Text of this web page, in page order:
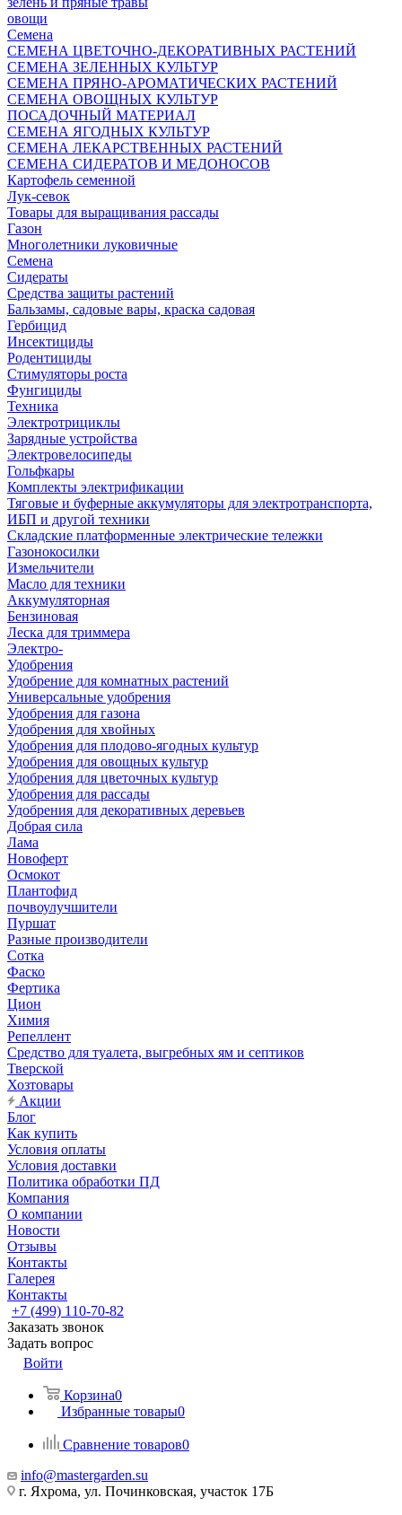
овощи
Семена
СЕМЕНА ЦВЕТОЧНО-ДЕКОРАТИВНЫХ РАСТЕНИЙ
СЕМЕНА ЗЕЛЕННЫХ КУЛЬТУР
СЕМЕНА ПРЯНО-АРОМАТИЧЕСКИХ РАСТЕНИЙ
СЕМЕНА ОВОЩНЫХ КУЛЬТУР
ПОСАДОЧНЫЙ МАТЕРИАЛ
СЕМЕНА ЯГОДНЫХ КУЛЬТУР
СЕМЕНА ЛЕКАРСТВЕННЫХ РАСТЕНИЙ
СЕМЕНА СИДЕРАТОВ И МЕДОНОСОВ
Картофель семенной
Лук-севок
Товары для выращивания рассады
Газон
Многолетники луковичные
Семена
Сидераты
Средства защиты растений
Бальзамы, садовые вары, краска садовая
Гербицид
Инсектициды
Родентициды
Стимуляторы роста
Фунгициды
Техника
Электротрициклы
Зарядные устройства
Электровелосипеды
Гольфкары
Комплекты электрификации
Тяговые и буферные аккумуляторы для электротранспорта,
ИБП и другой техники
Складские платформенные электрические тележки
Газонокосилки
Измельчители
Масло для техники
Аккумуляторная
Бензиновая
Леска для триммера
Электро-
Удобрения
Удобрение для комнатных растений
Универсальные удобрения
Удобрения для газона
Удобрения для хвойных
Удобрения для плодово-ягодных культур
Удобрения для овощных культур
Удобрения для цветочных культур
Удобрения для рассады
Удобрения для декоративных деревьев
Добрая сила
Лама
Новоферт
Осмокот
Плантофид
почвоулучшители
Пуршат
Разные производители
Сотка
Фаско
Фертика
Цион
Химия
Репеллент
Средство для туалета, выгребных ям и септиков
Тверской
Хозтовары
Акции
Блог
Как купить
Условия оплаты
Условия доставки
Политика обработки ПД
Компания
О компании
Новости
Отзывы
Контакты
Галерея
Контакты
+7 (499) 110-70-82
Заказать звонок
Задать вопрос
Войти
Корзина0
Избранные товары0
Сравнение товаров0
info@mastergarden.su
г. Яхрома, ул. Починковская, участок 17Б